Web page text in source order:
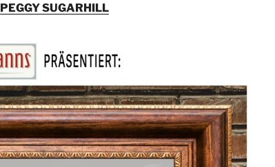
PEGGY SUGARHILL